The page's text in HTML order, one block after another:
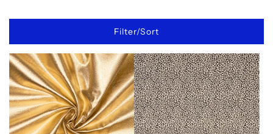
Filter/Sort